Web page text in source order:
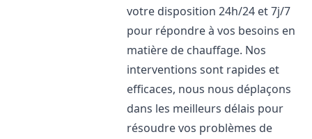
votre disposition 24h/24 et 7j/7
pour répondre à vos besoins en
matière de chauffage. Nos
interventions sont rapides et
efficaces, nous nous déplaçons
dans les meilleurs délais pour
résoudre vos problèmes de